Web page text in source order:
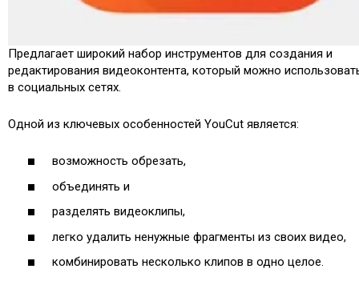
Предлагает широкий набор инструментов для создания и
редактирования видеоконтента, который можно
в социальных сетях.
Одной из ключевых особенностей YouCut является:
возможность обрезать,
объединять и
разделять видеоклипы,
легко удалить ненужные фрагменты из своих видео,
комбинировать несколько клипов в одно целое.